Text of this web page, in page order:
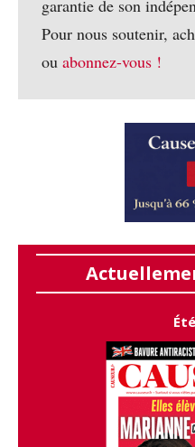
garantie de son
Pour nous soutenir,
ou abonnez-vous !